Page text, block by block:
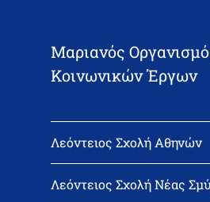
Μαριανός
Κοινωνικών Έργων
Λεόντειος Σχολή Αθηνών
email: l_leonin@leonteiosedu.gr
Λεόντειος Σχολή Νέας